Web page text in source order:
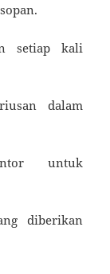
setiap kali
dalam
untuk
diberikan